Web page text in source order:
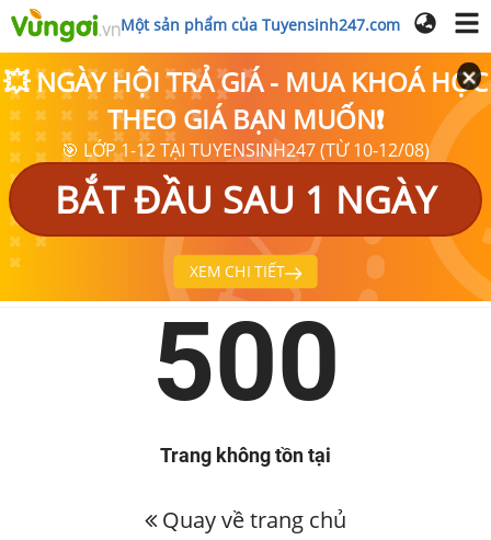
Một sản phẩm của Tuyensinh247.com
💥 NGÀY HỘI TRẢ GIÁ - MUA KHOÁ HỌC
THEO GIÁ BẠN MUỐN❗
🎯 LỚP 1-12 TẠI TUYENSINH247 (TỪ 10-12/08)
BẮT ĐẦU SAU 1 NGÀY
XEM CHI TIẾT
500
Trang không tồn tại
Quay về trang chủ